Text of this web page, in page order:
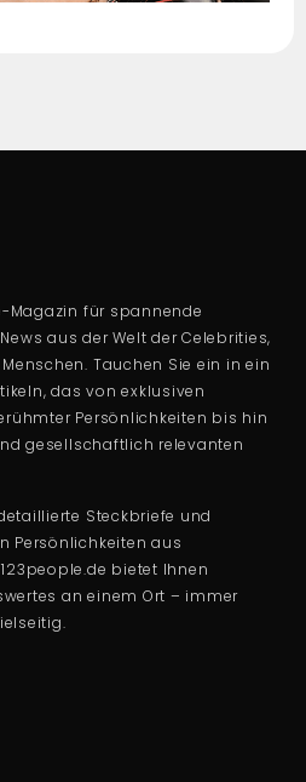
Magazin für spannende
aus der Welt der Celebrities,
Tauchen Sie ein in ein
das von exklusiven
Persönlichkeiten bis hin
gesellschaftlich relevanten
Steckbriefe und
Persönlichkeiten aus
bietet Ihnen
an einem Ort – immer